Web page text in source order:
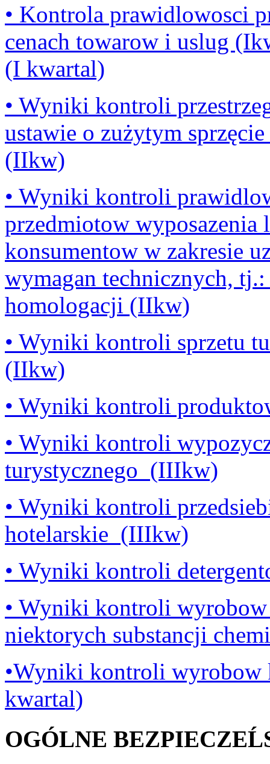
• Kontrola prawidlowosci
cenach towarow i uslug
(I kwartal)
• Wyniki kontroli
ustawie o zużytym
(IIkw)
• Wyniki kontroli
przedmiotow wyposazenia
konsumentow w zakresie
wymagan technicznych,
homologacji (IIkw)
• Wyniki kontroli sprzetu
(IIkw)
• Wyniki kontroli
• Wyniki kontroli
turystycznego_(IIIkw)
• Wyniki kontroli
hotelarskie_(IIIkw)
• Wyniki kontroli
• Wyniki kontroli
niektorych substancji
•Wyniki kontroli
kwartal)
OGÓLNE